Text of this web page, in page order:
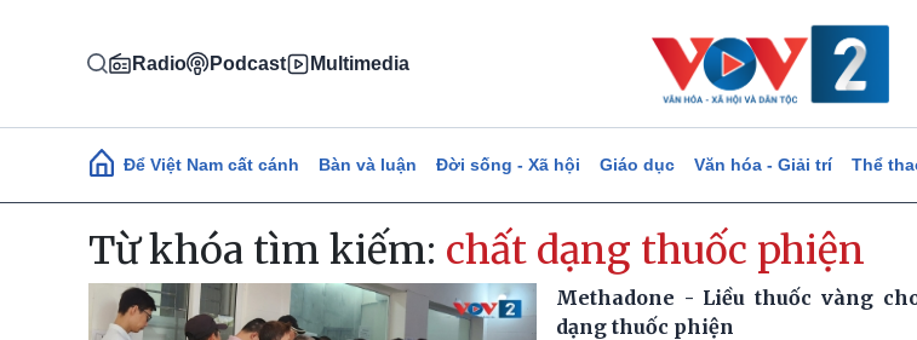
Radio Podcast Multimedia
Main navigation
Để Việt Nam cất cánh Bàn và luận Đời sống - Xã hội Giáo dục Văn hóa - Giải trí Thể
Từ khóa tìm kiếm: chất dạng thuốc phiện
Methadone - Liều thuốc vàng
dạng thuốc phiện